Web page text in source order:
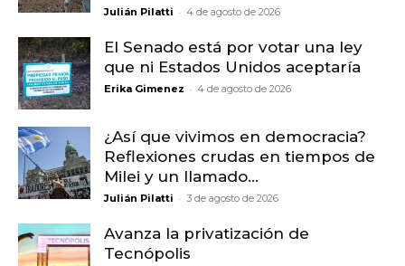
Julián Pilatti - 4 de agosto de 2026
El Senado está por votar una ley
que ni Estados Unidos aceptaría
Erika Gimenez - 4 de agosto de 2026
¿Así que vivimos en democracia?
Reflexiones crudas en tiempos de
Milei y un llamado...
Julián Pilatti - 3 de agosto de 2026
Avanza la privatización de
Tecnópolis